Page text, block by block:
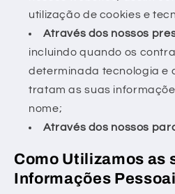
utilização de cookies e
Através dos nossos
incluindo quando os
determinada tecnologia e
tratam as suas
nome;
Através dos nossos
Como Utilizamos as
Informações